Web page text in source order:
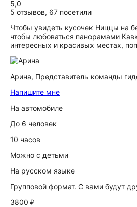
5,0
5 отзывов, 67 посетили
Чтобы увидеть кусочек Ниццы на
чтобы любоваться панорамами
интересных и красивых местах,
Арина, Представитель команды
Напишите мне
На автомобиле
До 6 человек
10 часов
Можно с детьми
На русском языке
Групповой формат. С вами будут
3800 ₽